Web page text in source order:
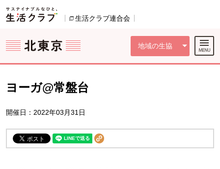
ページの先頭です。
生活クラブ連合会
地域の生協
ここからサイト内共通メニューです。
サイト内共通メニューをスキップする
サイト内共通メニューここまで。
ヨーガ@常盤台
開催日：2022年03月31日